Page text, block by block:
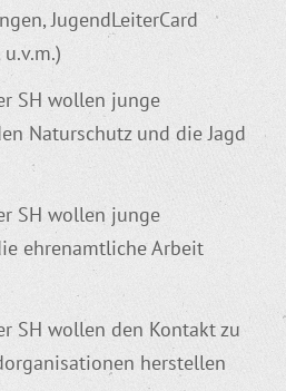
JugendLeiterCard
u.v.m.)
SH wollen junge
Naturschutz und die Jagd
SH wollen junge
ehrenamtliche Arbeit
SH wollen den Kontakt zu
herstellen